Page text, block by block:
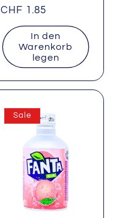
Normaler
Preis
CHF 1.85
In den
Warenkorb
legen
Sale